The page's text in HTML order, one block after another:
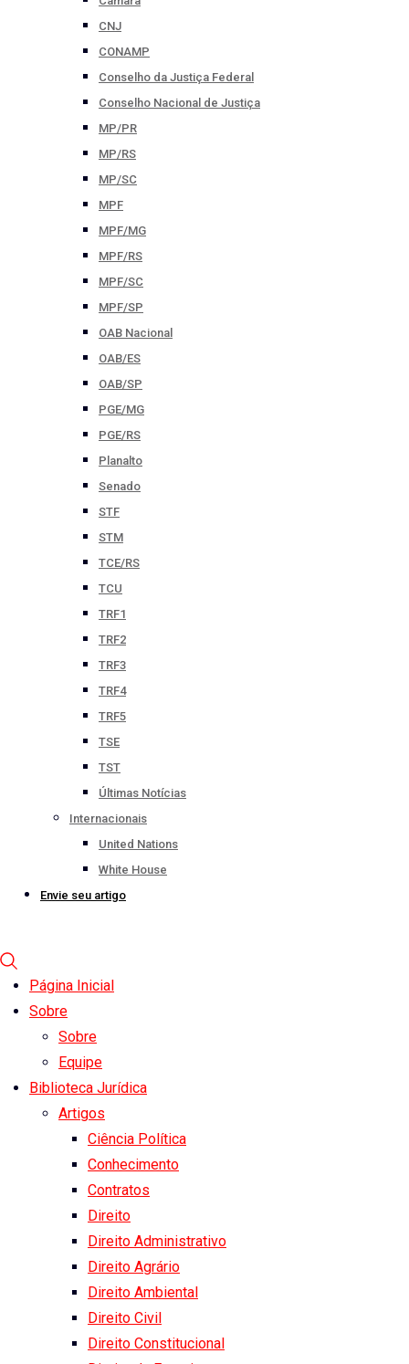
CNJ
CONAMP
Conselho da Justiça Federal
Conselho Nacional de Justiça
MP/PR
MP/RS
MP/SC
MPF
MPF/MG
MPF/RS
MPF/SC
MPF/SP
OAB Nacional
OAB/ES
OAB/SP
PGE/MG
PGE/RS
Planalto
Senado
STF
STM
TCE/RS
TCU
TRF1
TRF2
TRF3
TRF4
TRF5
TSE
TST
Últimas Notícias
Internacionais
United Nations
White House
Envie seu artigo
Página Inicial
Sobre
Sobre
Equipe
Biblioteca Jurídica
Artigos
Ciência Política
Conhecimento
Contratos
Direito
Direito Administrativo
Direito Agrário
Direito Ambiental
Direito Civil
Direito Constitucional